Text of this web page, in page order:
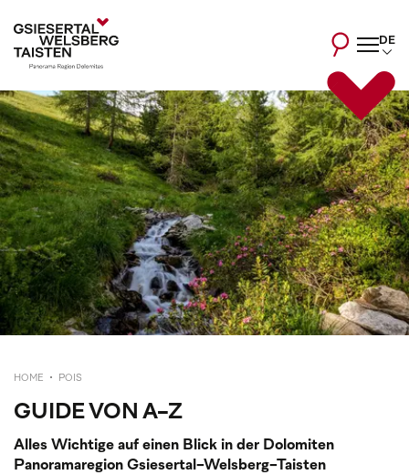
DE
HOME POIS
GUIDE VON A-Z
Alles Wichtige auf einen Blick in der Dolomiten
Panoramaregion Gsiesertal-Welsberg-Taisten